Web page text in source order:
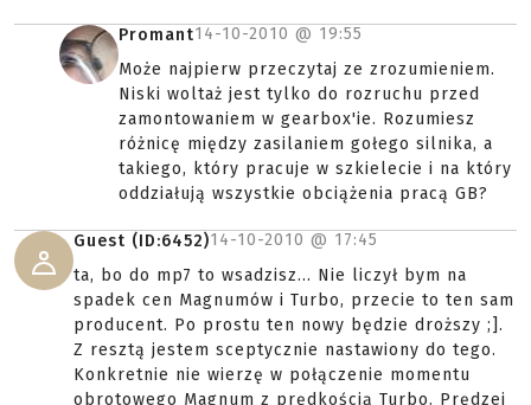
Promant14-10-2010 @ 19:55
Może najpierw przeczytaj ze zrozumieniem.
Niski woltaż jest tylko do rozruchu przed
zamontowaniem w gearbox'ie. Rozumiesz
różnicę między zasilaniem gołego silnika, a
takiego, który pracuje w szkielecie i na który
oddziałują wszystkie obciążenia pracą GB?
Guest (ID:6452)14-10-2010 @ 17:45
ta, bo do mp7 to wsadzisz... Nie liczył bym na
spadek cen Magnumów i Turbo, przecie to ten sam
producent. Po prostu ten nowy będzie droższy ;].
Z resztą jestem sceptycznie nastawiony do tego.
Konkretnie nie wierzę w połączenie momentu
obrotowego Magnum z prędkością Turbo. Prędzej